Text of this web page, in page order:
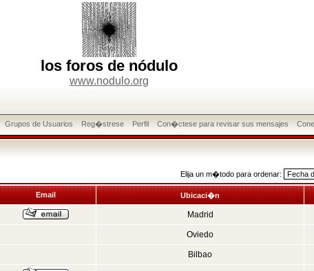
los foros de nódulo
www.nodulo.org
Grupos de Usuarios Reg�strese Perfil Con�ctese para revisar sus mensajes
Elija un m�todo para ordenar:
Email Ubicaci�n
Madrid
Oviedo
Bilbao